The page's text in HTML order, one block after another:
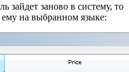
зайдет заново в систему, то
ему на выбранном языке: